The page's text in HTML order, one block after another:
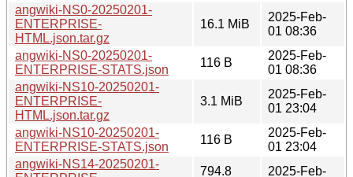
angwiki-NS0-20250201-
ENTERPRISE-
HTML.json.tar.gz
16.1 MiB
2025-Feb-
01 08:36
angwiki-NS0-20250201-
ENTERPRISE-STATS.json
116 B
2025-Feb-
01 08:36
angwiki-NS10-20250201-
ENTERPRISE-
HTML.json.tar.gz
3.1 MiB
2025-Feb-
01 23:04
angwiki-NS10-20250201-
ENTERPRISE-STATS.json
116 B
2025-Feb-
01 23:04
angwiki-NS14-20250201-
794.8
2025-Feb-